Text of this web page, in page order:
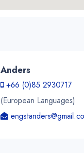
Anders
+66 (0)85 2930717
(European Languages)